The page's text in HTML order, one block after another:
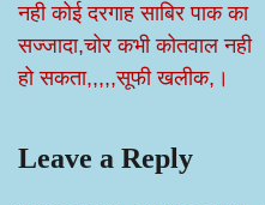
नही कोई दरगाह साबिर पाक का
सज्जादा,चोर कभी कोतवाल नही
हो सकता,,,,,सूफी खलीक,।
Leave a Reply